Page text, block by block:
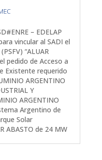
– EDELAP
vincular al SADI el
“ALUAR
pedido de Acceso a
Existente requerido
ARGENTINO
Y
ARGENTINO
Argentino de
Solar
ABASTO de 24 MW